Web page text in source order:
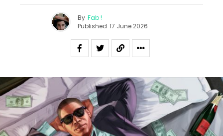
By Fab !
Published 17 June 2026